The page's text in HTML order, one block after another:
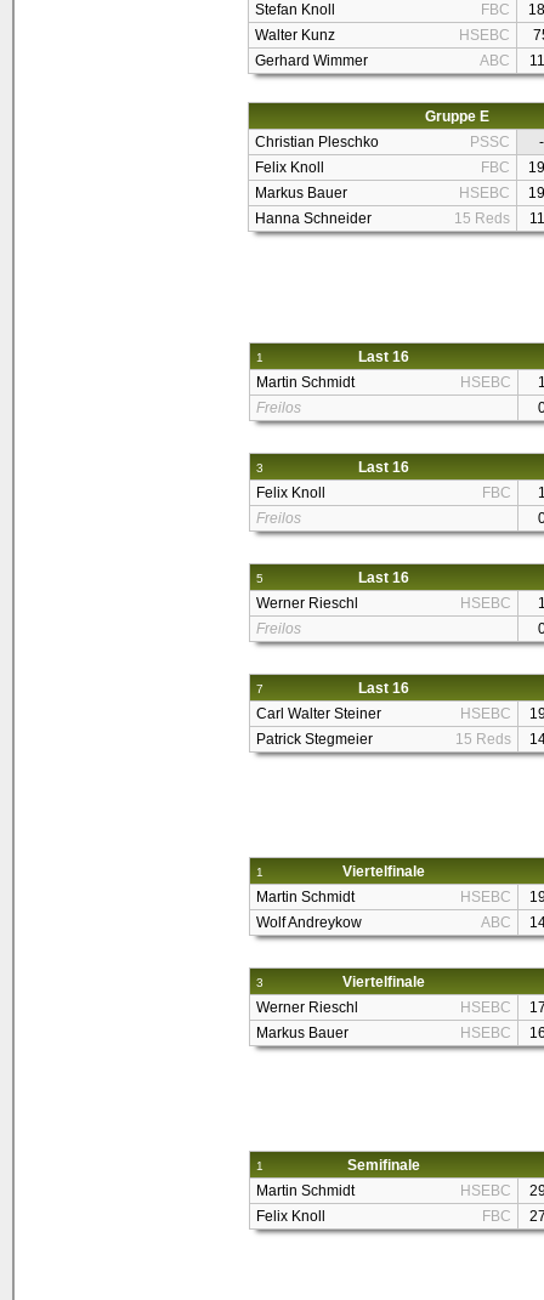
Stefan Knoll
FBC
Walter Kunz
HSEBC
Gerhard Wimmer
ABC
Gruppe E
Christian Pleschko
PSSC
-
Felix Knoll
FBC
Markus Bauer
HSEBC
Hanna Schneider
15 Reds
1
Last 16
Martin Schmidt
HSEBC
Freilos
3
Last 16
Felix Knoll
FBC
Freilos
5
Last 16
Werner Rieschl
HSEBC
Freilos
7
Last 16
Carl Walter Steiner
HSEBC
Patrick Stegmeier
15 Reds
1
Viertelfinale
Martin Schmidt
HSEBC
Wolf Andreykow
ABC
3
Viertelfinale
Werner Rieschl
HSEBC
Markus Bauer
HSEBC
1
Semifinale
Martin Schmidt
HSEBC
Felix Knoll
FBC